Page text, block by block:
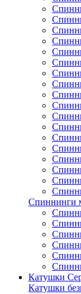
Спиннинги
Катушки
Катушки